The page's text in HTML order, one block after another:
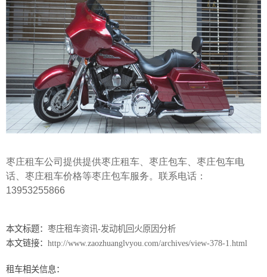
枣庄租车公司 提供提供枣庄租车、 枣庄包车
枣庄包车电
话
枣庄租车价格等枣庄包车服务。联系电话：
13953255866
本文标题： 枣庄租车资讯-发动机回火原因分析
本文链接： http://www.zaozhuanglvyou.com/archives/view-378-1.html
租车相关信息：